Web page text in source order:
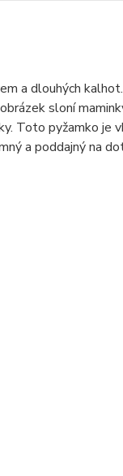
a dlouhých
sloní
Toto pyžamko je
a poddajný na